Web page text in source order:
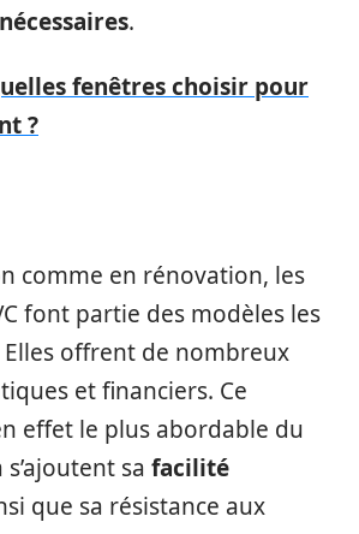
.
fenêtres choisir pour
?
comme en rénovation, les
font partie des modèles les
offrent de nombreux
et financiers. Ce
effet le plus abordable du
sa facilité
que sa résistance aux